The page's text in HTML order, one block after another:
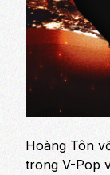
Hoàng Tôn
trong V-Pop